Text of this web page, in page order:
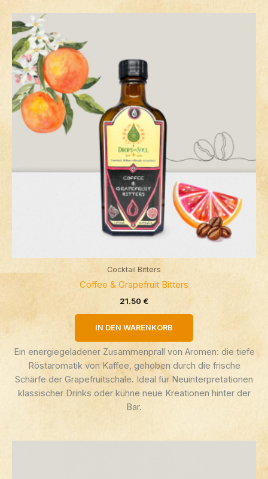
Cocktail Bitters
Coffee & Grapefruit Bitters
21.50 €
IN DEN WARENKORB
Ein energiegeladener Zusammenprall von Aromen: die tiefe
Röstaromatik von Kaffee, gehoben durch die frische
Schärfe der Grapefruitschale. Ideal für Neuinterpretationen
klassischer Drinks oder kühne neue Kreationen hinter der
Bar.